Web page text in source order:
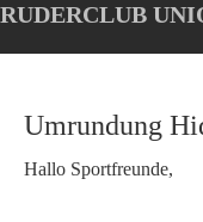
Oops, an error occurred!
main
RUDERCLUB
Umrundung
Hallo Sportfreunde,